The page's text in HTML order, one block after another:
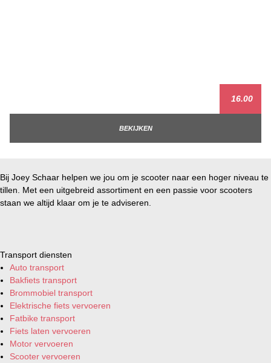
16.00
BEKIJKEN
Bij Joey Schaar helpen we jou om je scooter naar een hoger niveau te
tillen. Met een uitgebreid assortiment en een passie voor scooters
staan we altijd klaar om je te adviseren.
Transport diensten
Auto transport
Bakfiets transport
Brommobiel transport
Elektrische fiets vervoeren
Fatbike transport
Fiets laten vervoeren
Motor vervoeren
Scooter vervoeren